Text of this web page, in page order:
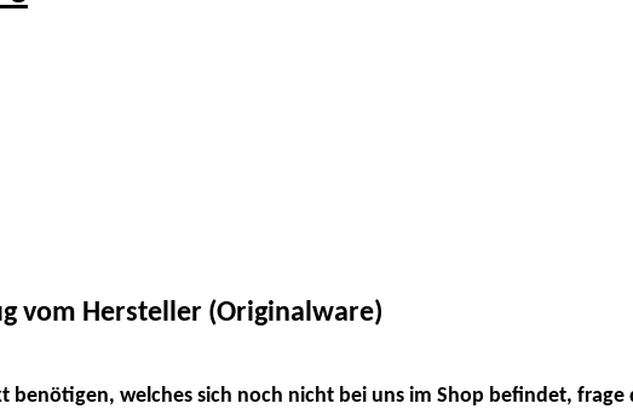
vom Hersteller (Originalware)
benötigen, welches sich noch nicht bei uns im Shop befindet,